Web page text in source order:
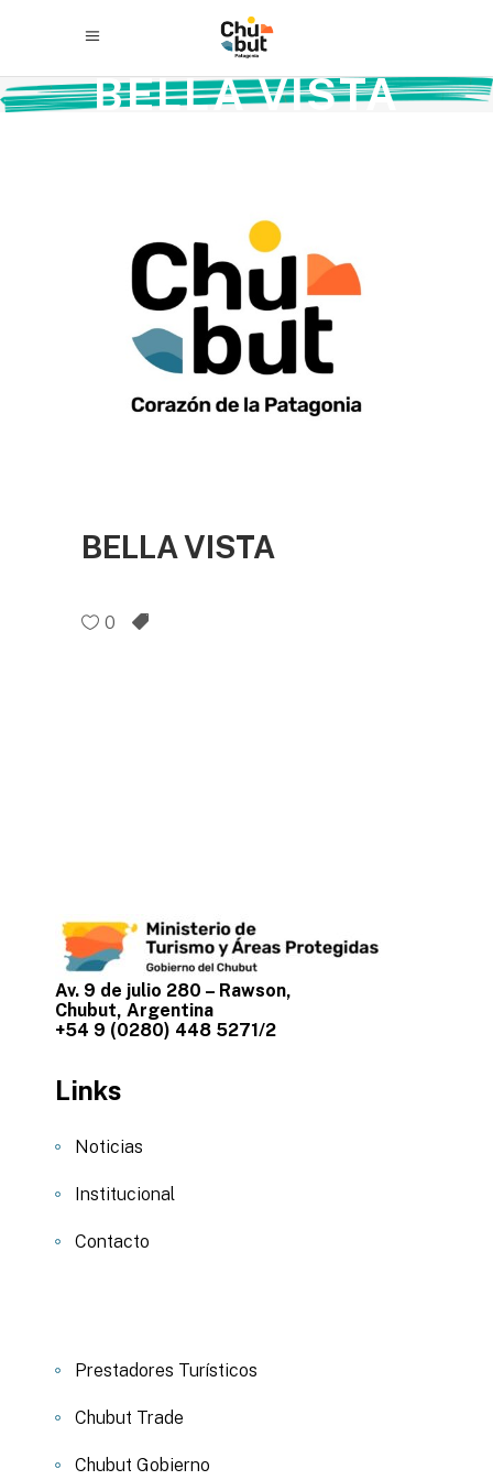
BELLA VISTA
BELLA VISTA
0
Av. 9 de julio 280 – Rawson,
Chubut, Argentina
+54 9 (0280) 448 5271/2
Links
Noticias
Institucional
Contacto
Prestadores Turísticos
Chubut Trade
Chubut Gobierno